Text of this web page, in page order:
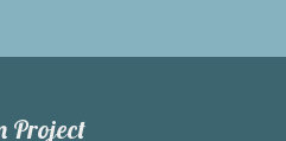
Project